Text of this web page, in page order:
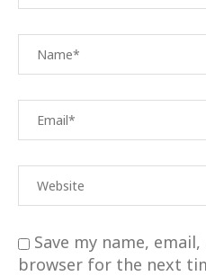
Save my name,
browser for the next